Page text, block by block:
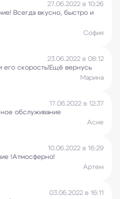
27.06.2022 в 10:26
Всегда вкусно, быстро и
София
23.06.2022 в 08:12
его скорость!Ещё вернусь
Марина
17.06.2022 в 12:37
обслуживание
Асие
10.06.2022 в 16:29
!Атмосферно!
Артем
03.06.2022 в 16:11